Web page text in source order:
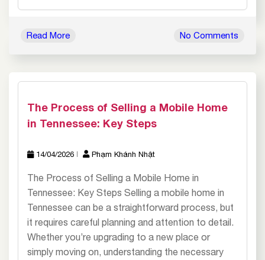
Read More No Comments
The Process of Selling a Mobile Home
in Tennessee: Key Steps
14/04/2026 Phạm Khánh Nhật
The Process of Selling a Mobile Home in
Tennessee: Key Steps Selling a mobile home in
Tennessee can be a straightforward process, but
it requires careful planning and attention to detail.
Whether you’re upgrading to a new place or
simply moving on, understanding the necessary